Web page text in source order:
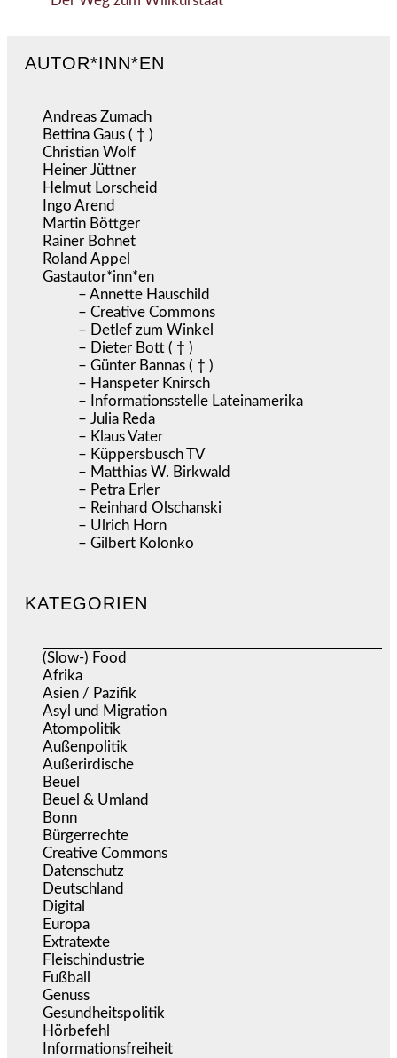
AUTOR*INN*EN
Andreas Zumach
Bettina Gaus ( † )
Christian Wolf
Heiner Jüttner
Helmut Lorscheid
Ingo Arend
Martin Böttger
Rainer Bohnet
Roland Appel
Gastautor*inn*en
– Annette Hauschild
– Creative Commons
– Detlef zum Winkel
– Dieter Bott ( † )
– Günter Bannas ( † )
– Hanspeter Knirsch
– Informationsstelle Lateinamerika
– Julia Reda
– Klaus Vater
– Küppersbusch TV
– Matthias W. Birkwald
– Petra Erler
– Reinhard Olschanski
– Ulrich Horn
– Gilbert Kolonko
KATEGORIEN
(Slow-) Food
Afrika
Asien / Pazifik
Asyl und Migration
Atompolitik
Außenpolitik
Außerirdische
Beuel
Beuel & Umland
Bonn
Bürgerrechte
Creative Commons
Datenschutz
Deutschland
Digital
Europa
Extratexte
Fleischindustrie
Fußball
Genuss
Gesundheitspolitik
Hörbefehl
Informationsfreiheit